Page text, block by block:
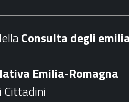
Consulta degli
Emilia-Romagna
Cittadini